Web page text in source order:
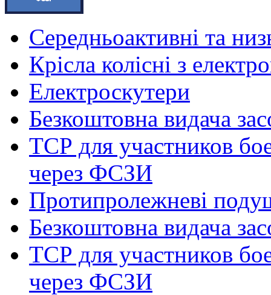
Середньоактивні та
Крісла колісні з
Електроскутери
Безкоштовна видача
ТСР для участников
через ФСЗИ
Протипролежневі
Безкоштовна видача
ТСР для участников
через ФСЗИ